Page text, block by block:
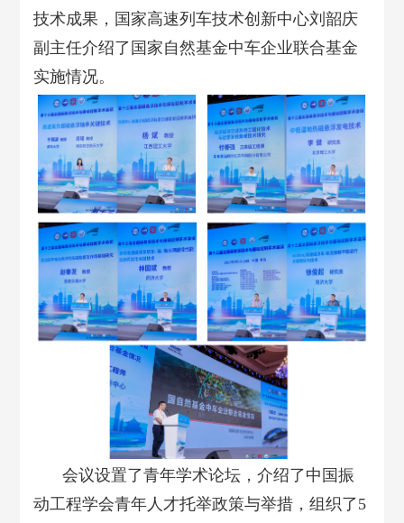
技术成果，国家高速列车技术创新中心刘韶庆
副主任介绍了国家自然基金中车企业联合基金
实施情况。
会议设置了青年学术论坛，介绍了中国振
动工程学会青年人才托举政策与举措，组织了5